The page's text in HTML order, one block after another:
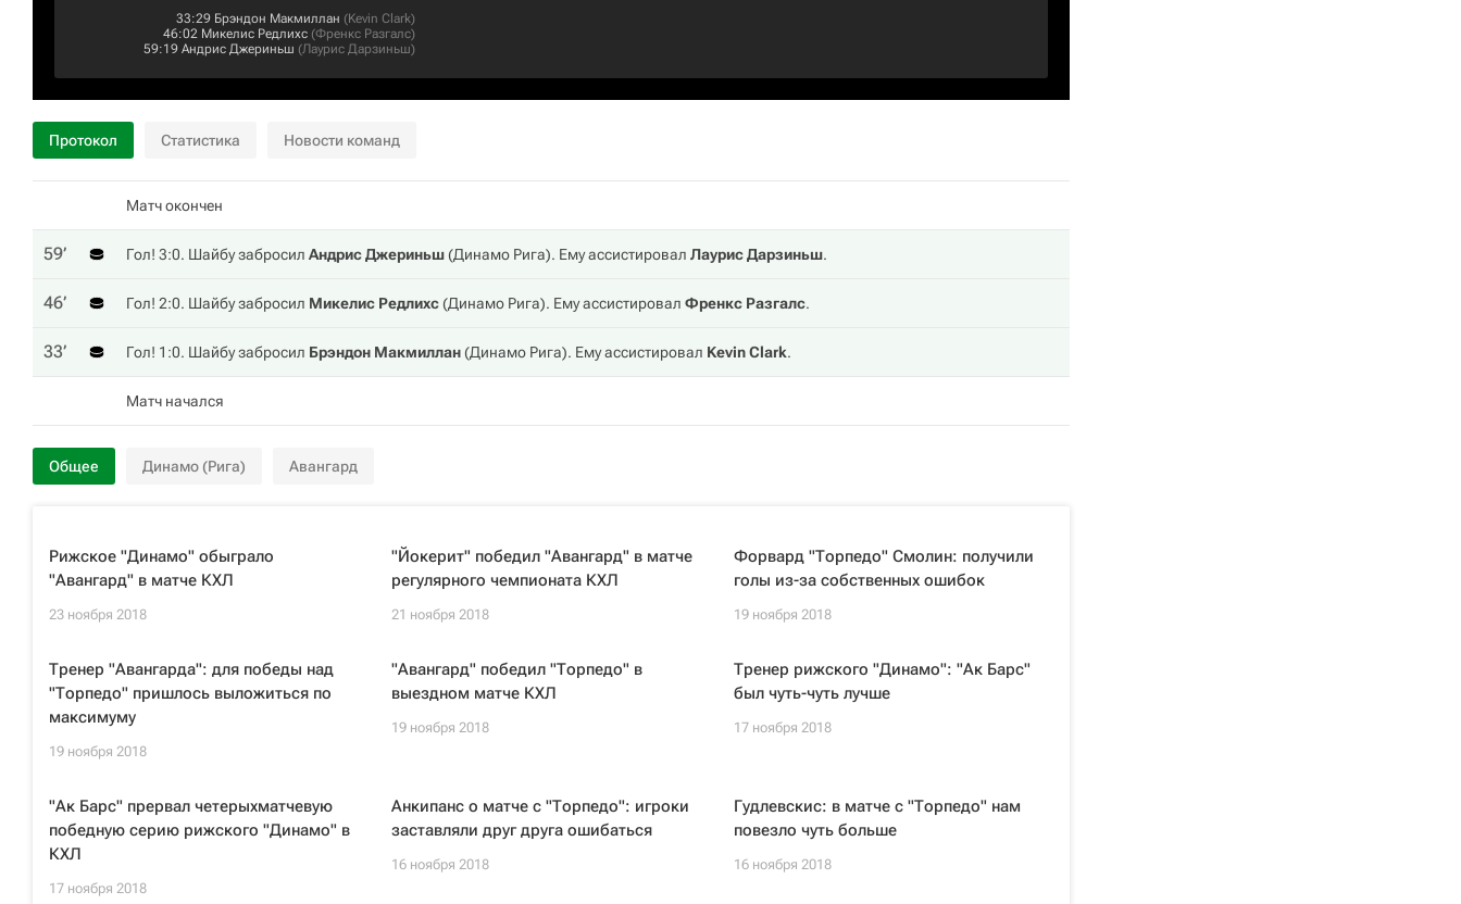
33:29 Брэндон Макмиллан (Kevin Clark)
46:02 Микелис Редлихс (Френкс Разгалс)
59:19 Андрис Джериньш (Лаурис Дарзиньш)
Протокол Статистика Новости команд
Матч окончен
59‎’‎ Гол! 3:0. Шайбу забросил Андрис Джериньш(Динамо Рига). Ему ассистировал Лаурис Дарзиньш.
46‎’‎ Гол! 2:0. Шайбу забросил Микелис Редлихс(Динамо Рига). Ему ассистировал Френкс Разгалс.
33‎’‎ Гол! 1:0. Шайбу забросил Брэндон Макмиллан(Динамо Рига). Ему ассистировал Kevin Clark.
Матч начался
Общее Динамо (Рига) Авангард
Рижское "Динамо" обыграло
"Авангард" в матче КХЛ
23 ноября 2018
"Йокерит" победил "Авангард" в матче
регулярного чемпионата КХЛ
21 ноября 2018
Форвард "Торпедо" Смолин: получили
голы из-за собственных ошибок
19 ноября 2018
Тренер "Авангарда": для победы над
"Торпедо" пришлось выложиться по
максимуму
19 ноября 2018
"Авангард" победил "Торпедо" в
выездном матче КХЛ
19 ноября 2018
Тренер рижского "Динамо": "Ак Барс"
был чуть-чуть лучше
17 ноября 2018
"Ак Барс" прервал четерыхматчевую
победную серию рижского "Динамо" в
КХЛ
17 ноября 2018
Анкипанс о матче с "Торпедо": игроки
заставляли друг друга ошибаться
16 ноября 2018
Гудлевскис: в матче с "Торпедо" нам
повезло чуть больше
16 ноября 2018